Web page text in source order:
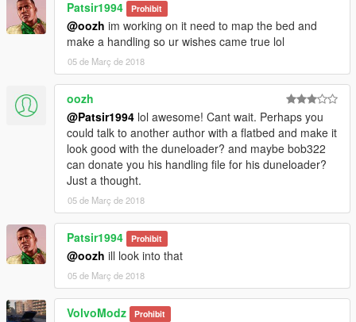
Patsir1994 Prohibit
@oozh im working on it need to map the bed and
make a handling so ur wishes came true lol
05 de Març de 2018
oozh
@Patsir1994 lol awesome! Cant wait. Perhaps you
could talk to another author with a flatbed and make it
look good with the duneloader? and maybe bob322
can donate you his handling file for his duneloader?
Just a thought.
05 de Març de 2018
Patsir1994 Prohibit
@oozh ill look into that
05 de Març de 2018
VolvoModz Prohibit